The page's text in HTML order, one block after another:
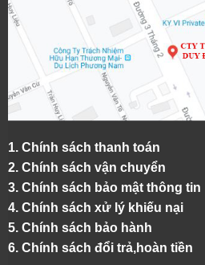
1. Chính sách thanh toán
2. Chính sách vận chuyển
3. Chính sách bảo mật thông tin
4. Chính sách xử lý khiếu nại
5. Chính sách bảo hành
6. Chính sách đổi trả,hoàn tiền